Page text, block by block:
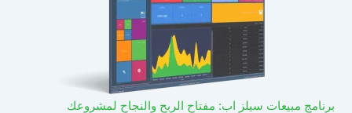
برنامج مبيعات سيلز اب: مفتاح الربح والنجاح لمشروعك